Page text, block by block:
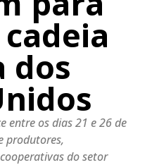
dos
entre os dias 21 e 26 de
produtores,
do setor